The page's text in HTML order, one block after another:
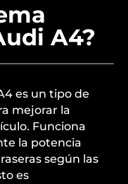
A4?
es un tipo de
mejorar la
Funciona
la potencia
según las
es